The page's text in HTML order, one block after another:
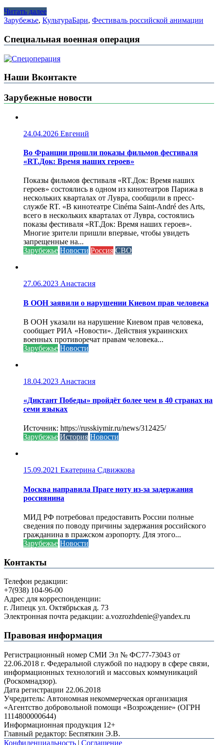
Читать далее
Зарубежье, КультураБари, Фестиваль российской анимации
Специальная военная операция
Наши Вконтакте
Зарубежные новости
24.04.2026 Евгений
Во Франции прошли показы фильмов фестиваля
«RT.Док: Время наших героев»
Показы фильмов фестиваля «RT.Док: Время наших
героев» состоялись в одном из кинотеатров Парижа в
нескольких кварталах от Лувра, сообщили в пресс-
службе RT. «В кинотеатре Cinéma Saint-André des Arts,
всего в нескольких кварталах от Лувра, состоялись
показы фестиваля «RT.Док: Время наших героев».
Многие зрители пришли впервые, чтобы увидеть
запрещенные на...
Зарубежье Новости Россия СВО
27.06.2023 Анастасия
В ООН заявили о нарушении Киевом прав человека
В ООН указали на нарушение Киевом прав человека,
сообщает РИА «Новости». Действия украинских
военных противоречат правам человека...
Зарубежье Новости
18.04.2023 Анастасия
«Диктант Победы» пройдёт более чем в 40 странах на
семи языках
Источник: https://russkiymir.ru/news/312425/
Зарубежье История Новости
15.09.2021 Екатерина Сдвижкова
Москва направила Праге ноту из-за задержания
россиянина
МИД РФ потребовал предоставить России полные
сведения по поводу причины задержания российского
гражданина в пражском аэропорту. Для этого...
Зарубежье Новости
Контакты
Телефон редакции:
+7(938) 104-96-00
Адрес для корреспонденции:
г. Липецк ул. Октябрьская д. 73
Электронная почта редакции: a.vozrozhdenie@yandex.ru
Правовая информация
Регистрационный номер СМИ Эл № ФС77-73043 от
22.06.2018 г. Федеральной службой по надзору в сфере связи,
информационных технологий и массовых коммуникаций
(Роскомнадзор).
Дата регистрации 22.06.2018
Учредитель: Автономная некоммерческая организация
«Агентство добровольной помощи «Возрождение» (ОГРН
1114800000644)
Информационная продукция 12+
Главный редактор: Беспяткин Э.В.
Конфиденциальность | Соглашение